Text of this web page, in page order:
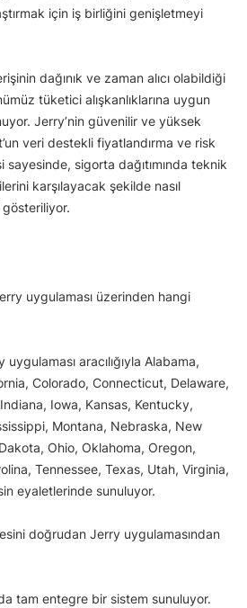
için iş birliğini genişletmeyi
dağınık ve zaman alıcı olabildiği
tüketici alışkanlıklarına uygun
Jerry’nin güvenilir ve yüksek
veri destekli fiyatlandırma ve risk
sigorta dağıtımında teknik
karşılayacak şekilde nasıl
uygulaması üzerinden hangi
aracılığıyla Alabama,
Colorado, Connecticut, Delaware,
Iowa, Kansas, Kentucky,
Montana, Nebraska, New
Ohio, Oklahoma, Oregon,
Tennessee, Texas, Utah, Virginia,
eyaletlerinde sunuluyor.
doğrudan Jerry uygulamasından
tam entegre bir sistem sunuluyor.